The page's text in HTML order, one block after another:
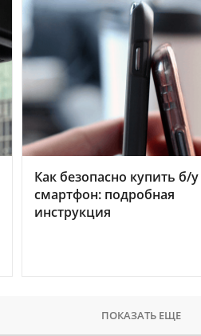
Как безопасно купить б/у
смартфон: подробная
инструкция
ПОКАЗАТЬ ЕЩЕ